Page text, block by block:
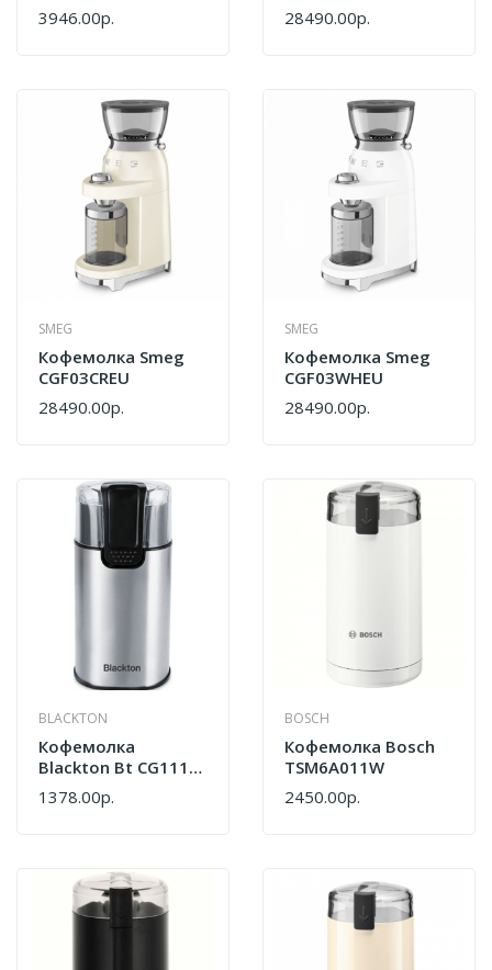
3946.00р.
28490.00р.
SMEG
Кофемолка Smeg
CGF03CREU
28490.00р.
SMEG
Кофемолка Smeg
CGF03WHEU
28490.00р.
BLACKTON
Кофемолка
Blackton Bt CG1114
Metallic Gray
1378.00р.
BOSCH
Кофемолка Bosch
TSM6A011W
2450.00р.